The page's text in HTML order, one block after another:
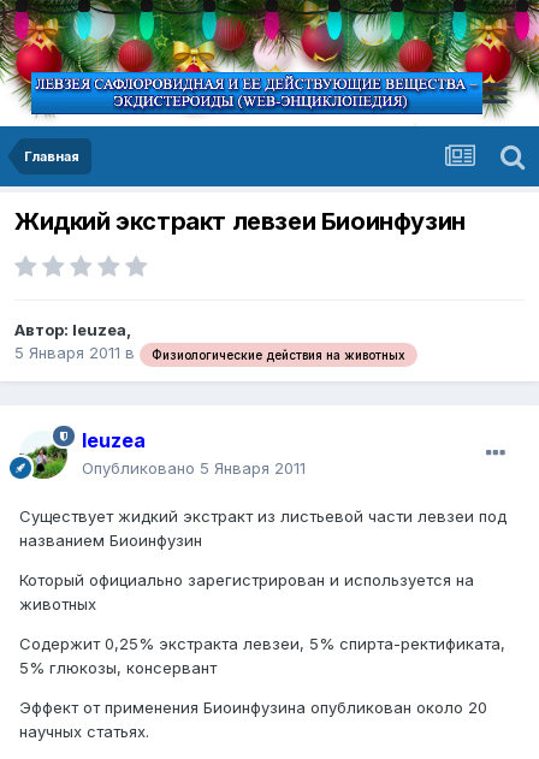
Главная
Жидкий экстракт левзеи Биоинфузин
Автор: leuzea,
5 Января 2011 в Физиологические действия на животных
leuzea
Опубликовано 5 Января 2011
Существует жидкий экстракт из листьевой части левзеи под
названием Биоинфузин
Который официально зарегистрирован и используется на
животных
Содержит 0,25% экстракта левзеи, 5% спирта-ректификата,
5% глюкозы, консервант
Эффект от применения Биоинфузина опубликован около 20
научных статьях.